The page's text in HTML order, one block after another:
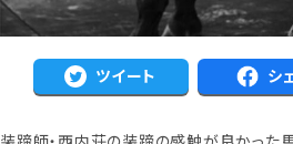
ツイート シ